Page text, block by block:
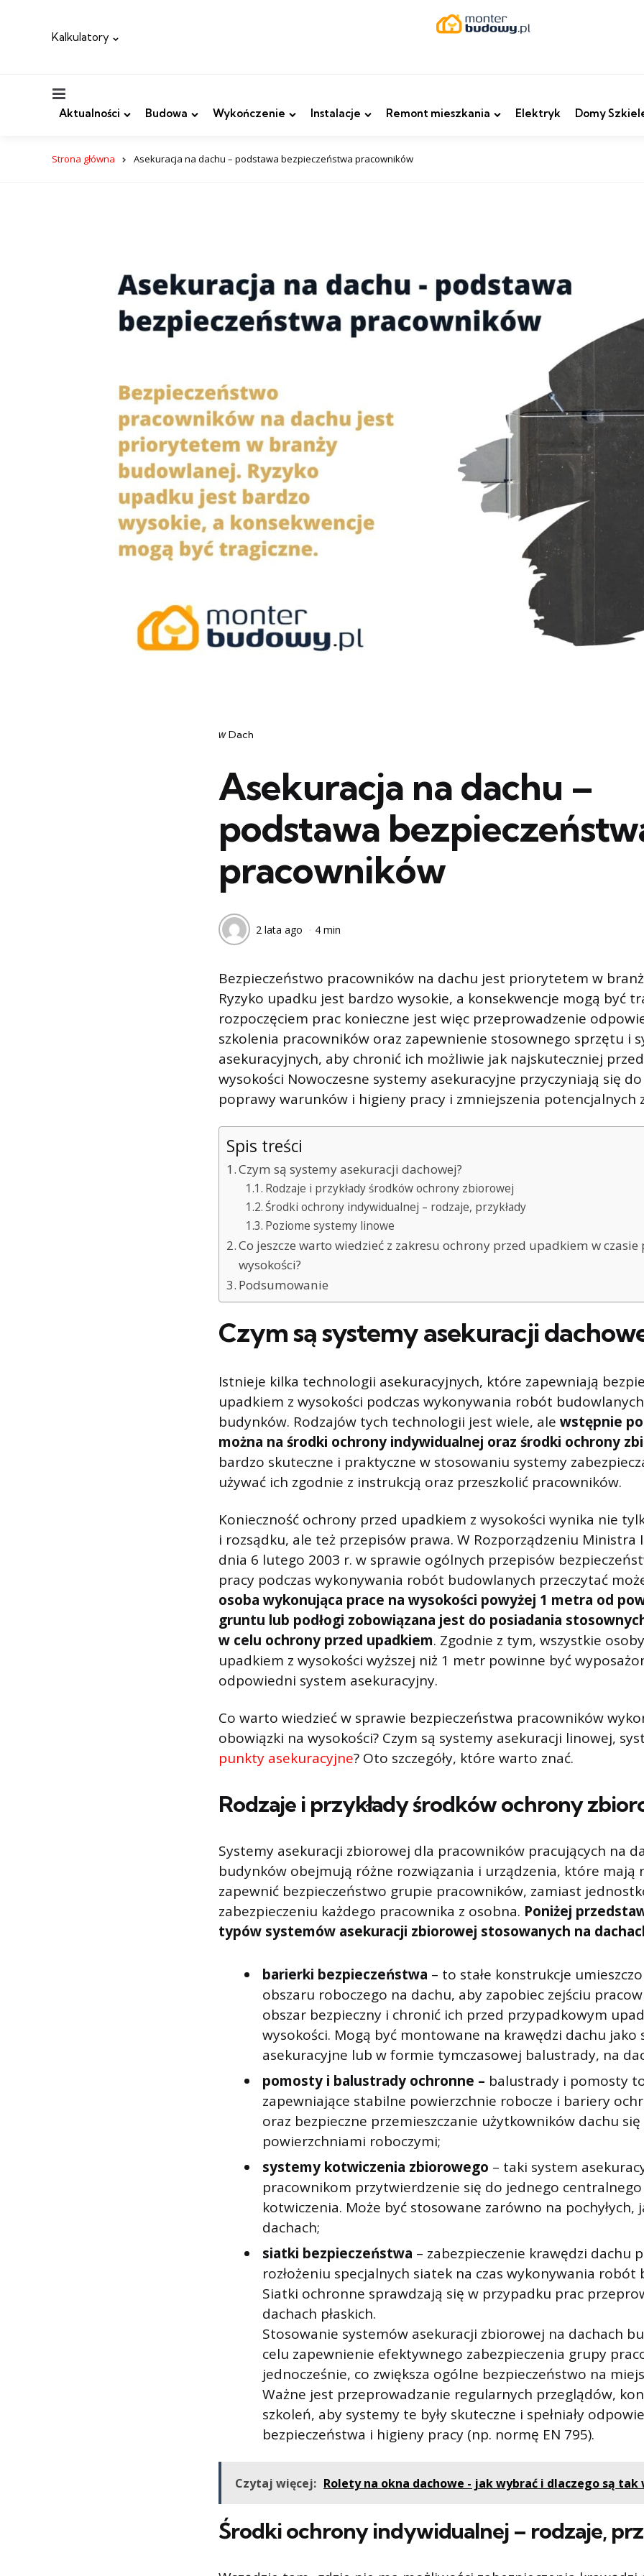
Kalkulatory
Aktualności Budowa Wykończenie Instalacje Remont mieszkania Elektryk Domy
Strona główna Asekuracja na dachu – podstawa bezpieczeństwa pracowników
Categories
post
w Dach
Asekuracja na dachu –
podstawa
pracowników
2 lata ago 4 min
Bezpieczeństwo pracowników na dachu jest priorytetem w
Ryzyko upadku jest bardzo wysokie, a konsekwencje mogą być
rozpoczęciem prac konieczne jest więc przeprowadzenie
szkolenia pracowników oraz zapewnienie stosownego sprzętu i
asekuracyjnych, aby chronić ich możliwie jak najskuteczniej
wysokości Nowoczesne systemy asekuracyjne przyczyniają się
poprawy warunków i higieny pracy i zmniejszenia potencjalnych
Spis treści
Czym są systemy asekuracji dachowej?
Rodzaje i przykłady środków ochrony zbiorowej
Środki ochrony indywidualnej – rodzaje, przykłady
Poziome systemy linowe
Co jeszcze warto wiedzieć z zakresu ochrony przed upadkiem w czasie
wysokości?
Podsumowanie
Czym są systemy asekuracji
Istnieje kilka technologii asekuracyjnych, które zapewniają
upadkiem z wysokości podczas wykonywania robót
budynków. Rodzajów tych technologii jest wiele, ale wstępnie
można na środki ochrony indywidualnej oraz środki ochrony
bardzo skuteczne i praktyczne w stosowaniu systemy
używać ich zgodnie z instrukcją oraz przeszkolić pracowników.
Konieczność ochrony przed upadkiem z wysokości wynika nie
i rozsądku, ale też przepisów prawa. W Rozporządzeniu
dnia 6 lutego 2003 r. w sprawie ogólnych przepisów
pracy podczas wykonywania robót budowlanych przeczytać
osoba wykonująca prace na wysokości powyżej 1 metra od
gruntu lub podłogi zobowiązana jest do posiadania
w celu ochrony przed upadkiem. Zgodnie z tym, wszystkie
upadkiem z wysokości wyższej niż 1 metr powinne być
odpowiedni system asekuracyjny.
Co warto wiedzieć w sprawie bezpieczeństwa pracowników
obowiązki na wysokości? Czym są systemy asekuracji linowej,
punkty asekuracyjne? Oto szczegóły, które warto znać.
Rodzaje i przykłady środków ochrony
Systemy asekuracji zbiorowej dla pracowników pracujących na
budynków obejmują różne rozwiązania i urządzenia, które mają
zapewnić bezpieczeństwo grupie pracowników, zamiast
zabezpieczeniu każdego pracownika z osobna. Poniżej
typów systemów asekuracji zbiorowej stosowanych na
barierki bezpieczeństwa – to stałe konstrukcje
obszaru roboczego na dachu, aby zapobiec zejściu
obszar bezpieczny i chronić ich przed przypadkowym
wysokości. Mogą być montowane na krawędzi dachu jako
asekuracyjne lub w formie tymczasowej balustrady, na
pomosty i balustrady ochronne – balustrady i pomosty
zapewniające stabilne powierzchnie robocze i bariery
oraz bezpieczne przemieszczanie użytkowników dachu
powierzchniami roboczymi;
systemy kotwiczenia zbiorowego – taki system
pracownikom przytwierdzenie się do jednego
kotwiczenia. Może być stosowane zarówno na pochyłych,
dachach;
siatki bezpieczeństwa – zabezpieczenie krawędzi dachu
rozłożeniu specjalnych siatek na czas wykonywania robót
Siatki ochronne sprawdzają się w przypadku prac
dachach płaskich.
Stosowanie systemów asekuracji zbiorowej na dachach
celu zapewnienie efektywnego zabezpieczenia grupy
jednocześnie, co zwiększa ogólne bezpieczeństwo na
Ważne jest przeprowadzanie regularnych przeglądów,
szkoleń, aby systemy te były skuteczne i spełniały
bezpieczeństwa i higieny pracy (np. normę EN 795).
Czytaj więcej: Rolety na okna dachowe - jak wybrać i dlaczego są tak
Środki ochrony indywidualnej – rodzaje,